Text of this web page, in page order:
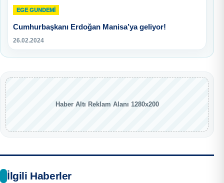
EGE GUNDEMİ
Cumhurbaşkanı Erdoğan Manisa’ya geliyor!
26.02.2024
Haber Altı Reklam Alanı 1280x200
İlgili Haberler